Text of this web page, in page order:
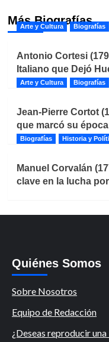
Más Biografías
Arte y Cultura Biografías
Antonio Cortesi
Italiano que Dejó
Arte y Cultura Biografías
Jean-Pierre Cortot
que marcó su época
Biografías Historia y
Manuel Corvalán
clave en la lucha
Quiénes Somos
Sobre Nosotros
Equipo de Redacción
¿Deseas reproducir